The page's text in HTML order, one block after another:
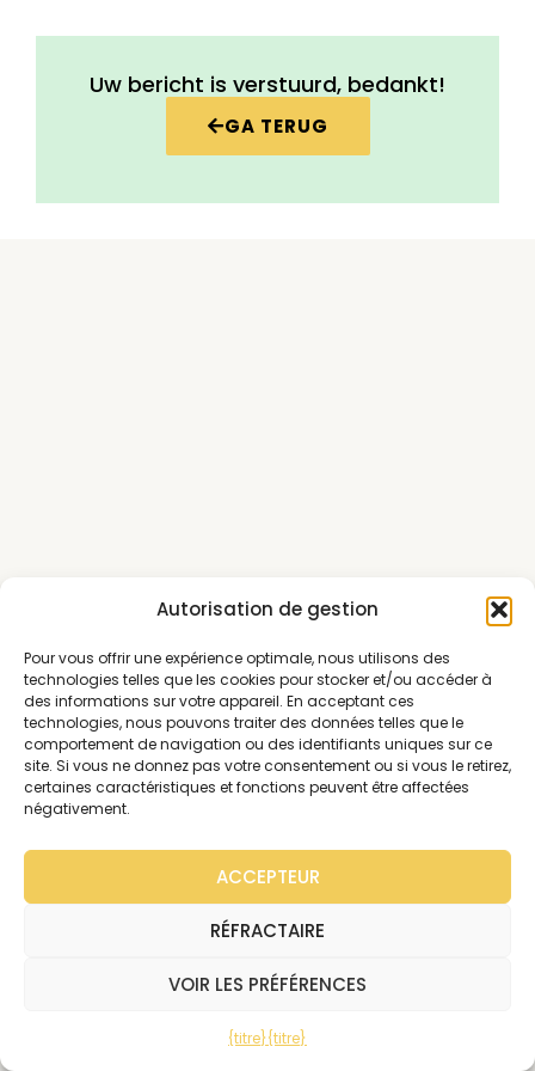
Autorisation de gestion
Pour vous offrir une expérience optimale, nous utilisons des
technologies telles que les cookies pour stocker et/ou accéder à
des informations sur votre appareil. En acceptant ces
technologies, nous pouvons traiter des données telles que le
comportement de navigation ou des identifiants uniques sur ce
site. Si vous ne donnez pas votre consentement ou si vous le retirez,
certaines caractéristiques et fonctions peuvent être affectées
négativement.
ACCEPTEUR
RÉFRACTAIRE
VOIR LES PRÉFÉRENCES
{titre}{titre}
Uw bericht is verstuurd, bedankt!
GA TERUG